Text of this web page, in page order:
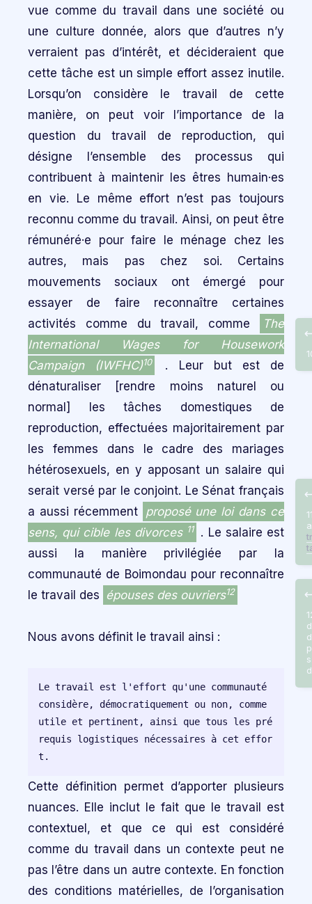
vue comme du travail dans une société ou
une culture donnée, alors que d’autres n’y
verraient pas d’intérêt, et décideraient que
cette tâche est un simple effort assez inutile.
Lorsqu’on considère le travail de cette
manière, on peut voir l’importance de la
question du travail de reproduction, qui
désigne l’ensemble des processus qui
contribuent à maintenir les êtres humain·es
en vie. Le même effort n’est pas toujours
reconnu comme du travail. Ainsi, on peut être
rémunéré·e pour faire le ménage chez les
autres, mais pas chez soi. Certains
mouvements sociaux ont émergé pour
essayer de faire reconnaître certaines
activités comme du travail, comme
The
International Wages for Housework
Campaign (IWFHC)10
. Leur but est de
dénaturaliser [rendre moins naturel ou
normal] les tâches domestiques de
reproduction, effectuées majoritairement par
les femmes dans le cadre des mariages
hétérosexuels, en y apposant un salaire qui
serait versé par le conjoint. Le Sénat français
a aussi récemment proposé une loi dans ce
sens, qui cible les divorces 11
. Le salaire est
aussi la manière privilégiée par la
communauté de Boimondau pour reconnaître
le travail des épouses des ouvriers12
Nous avons définit le travail ainsi :
Le travail est l'effort qu'une communauté
considère, démocratiquement ou non, comme
utile et pertinent, ainsi que tous les pré
requis logistiques nécessaires à cet effor
Cette définition permet d’apporter plusieurs
nuances. Elle inclut le fait que le travail est
contextuel, et que ce qui est considéré
comme du travail dans un contexte peut ne
pas l’être dans un autre contexte. En fonction
des conditions matérielles, de l’organisation